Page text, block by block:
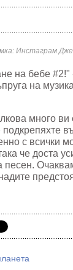
Инстаграм
на бебе
на
много
с всички
че доста